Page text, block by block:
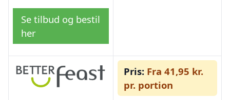
Se tilbud og bestil
her
Pris: Fra 41,95 kr.
pr. portion